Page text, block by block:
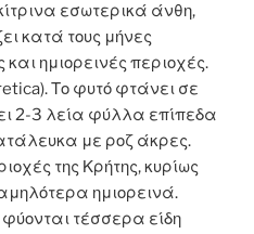
εσωτερικά άνθη,
κατά τους μήνες
και ημιορεινές περιοχές.
Το φυτό φτάνει σε
2-3 λεία φύλλα επίπεδα
με ροζ άκρες.
της Κρήτης, κυρίως
ημιορεινά.
φύονται τέσσερα είδη